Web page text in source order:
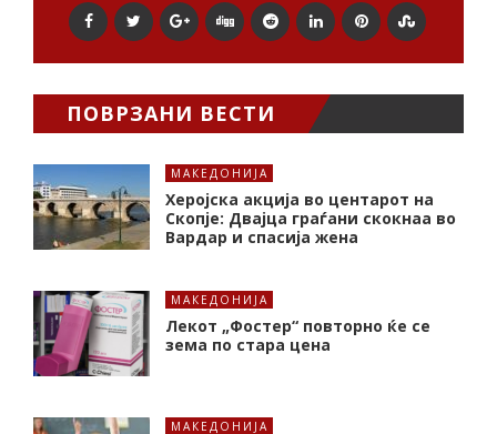
ПОВРЗАНИ ВЕСТИ
МАКЕДОНИЈА
Херојска акција во центарот на
Скопје: Двајца граѓани скокнаа во
Вардар и спасија жена
МАКЕДОНИЈА
Лекот „Фостер“ повторно ќе се
зема по стара цена
МАКЕДОНИЈА